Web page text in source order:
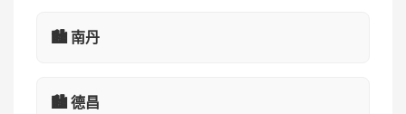
🏙️ 南丹
🏙️ 德昌